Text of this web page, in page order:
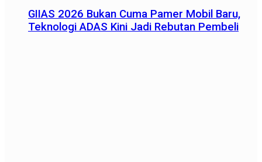
GIIAS 2026 Bukan Cuma Pamer Mobil Baru,
Teknologi ADAS Kini Jadi Rebutan Pembeli